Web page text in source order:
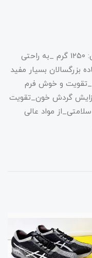
دارای 36 نیم کره ژلاتینی می باشد_ وزن: 1۲۵۰ گرم _به راحتی
بزرگسالان بسیار مفید
و خوش فرم
گردش خون_تقویت
مواد عالی